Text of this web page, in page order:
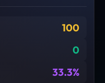
100
0
33.3%